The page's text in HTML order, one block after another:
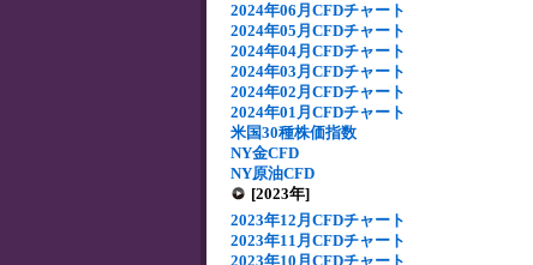
2024年06月CFDチャート
2024年05月CFDチャート
2024年04月CFDチャート
2024年03月CFDチャート
2024年02月CFDチャート
2024年01月CFDチャート
米国30種株価指数
NY金CFD
NY原油CFD
[2023年]
2023年12月CFDチャート
2023年11月CFDチャート
2023年10月CFDチャート